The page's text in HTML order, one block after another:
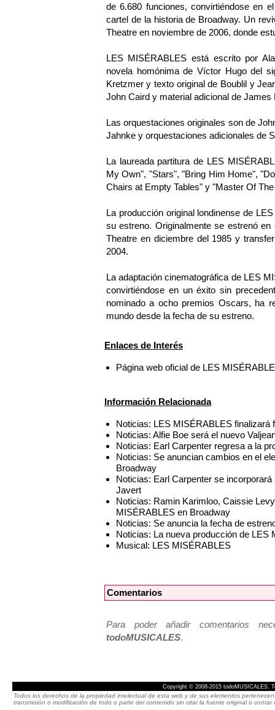
de 6.680 funciones, convirtiéndose en
cartel de la historia de Broadway. Un
Theatre en noviembre de 2006, donde
LES MISÉRABLES está escrito por
novela homónima de Víctor Hugo del
Kretzmer y texto original de Boublil y
John Caird y material adicional de James
Las orquestaciones originales son de
Jahnke y orquestaciones adicionales de
La laureada partitura de LES
My Own", "Stars", "Bring Him Home",
Chairs at Empty Tables" y "Master Of
La producción original londinense de
su estreno. Originalmente se estrenó
Theatre en diciembre del 1985 y
2004.
La adaptación cinematográfica de LES
convirtiéndose en un éxito sin
nominado a ocho premios Oscars, ha
mundo desde la fecha de su estreno.
Enlaces de Interés
Página web oficial de LES
Información Relacionada
Noticias: LES MISÉRABLES finalizará
Noticias: Alfie Boe será el nuevo
Noticias: Earl Carpenter regresa a la
Noticias: Se anuncian cambios en el
Broadway
Noticias: Earl Carpenter se
Javert
Noticias: Ramin Karimloo, Caissie
MISÉRABLES en Broadway
Noticias: Se anuncia la fecha de
Noticias: La nueva producción de LES
Musical: LES MISÉRABLES
Comentarios
Para poder añadir comentarios
todoMUSICALES.
Copyright © 2008-2015 todoMUSICALES.
Todos los derechos de la propiedad intelectual de esta web y de sus elementos
transmisión o modificación de todo o parte del contenido sin citar la fuente original o